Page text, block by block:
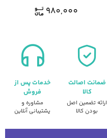
980,000
ضمانت اصالت
کالا
ارائه تضمین اصل
بودن کالا
خدمات پس از
فروش
مشاوره و
پشتیبانی آنلاین